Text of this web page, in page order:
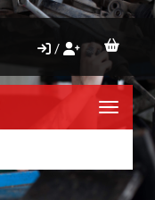
/
Toggle